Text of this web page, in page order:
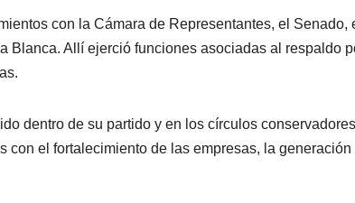
con la Cámara de Representantes, el Senado,
Blanca. Allí ejerció funciones asociadas al respaldo
dentro de su partido y en los círculos
con el fortalecimiento de las empresas, la